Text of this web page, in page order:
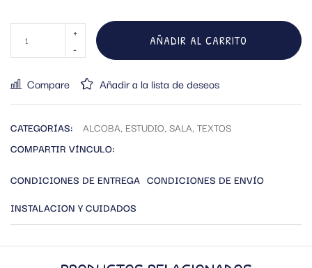
AÑADIR AL CARRITO
Compare Añadir a la lista de deseos
CATEGORÍAS: ALCOBA, ESTUDIO, SALA, TEXTOS
COMPARTIR VÍNCULO:
CONDICIONES DE ENTREGA CONDICIONES DE ENVÍO
INSTALACION Y CUIDADOS